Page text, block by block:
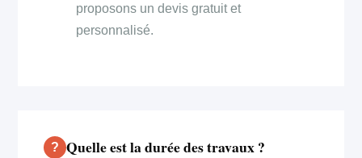
proposons un devis gratuit et
personnalisé.
Quelle est la durée des travaux ?